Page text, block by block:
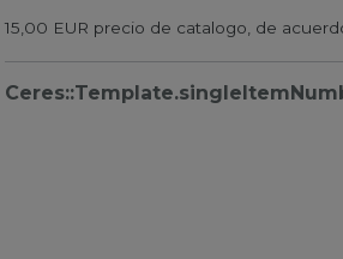
15,00 EUR precio de catalogo, de